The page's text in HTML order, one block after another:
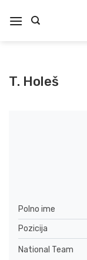
na
T. Holeš
Polno ime
Pozicija
National Team